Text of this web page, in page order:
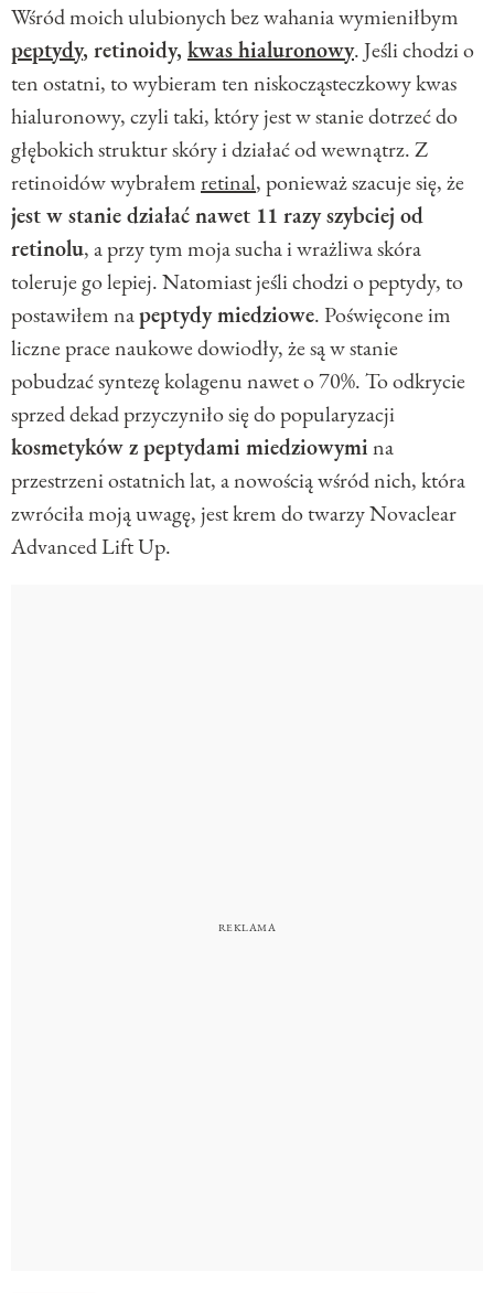
Wśród moich ulubionych bez wahania wymieniłbym
peptydy, retinoidy, kwas hialuronowy. Jeśli chodzi o
ten ostatni, to wybieram ten niskocząsteczkowy kwas
hialuronowy, czyli taki, który jest w stanie dotrzeć do
głębokich struktur skóry i działać od wewnątrz. Z
retinoidów wybrałemretinal, ponieważ szacuje się, że
jest w stanie działać nawet 11 razy szybciej od
retinolu, a przy tym moja sucha i wrażliwa skóra
toleruje go lepiej. Natomiast jeśli chodzi o peptydy, to
postawiłem napeptydy miedziowe. Poświęcone im
liczne prace naukowe dowiodły, że są w stanie
pobudzać syntezę kolagenu nawet o 70%. To odkrycie
sprzed dekad przyczyniło się do popularyzacji
kosmetyków z peptydami miedziowymina
przestrzeni ostatnich lat, a nowością wśród nich, która
zwróciła moją uwagę, jest krem do twarzy Novaclear
Advanced Lift Up.